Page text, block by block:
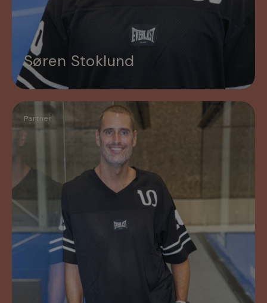
Søren Stoklund
Partner